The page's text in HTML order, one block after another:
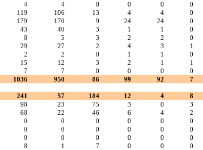
4 4 0 0 0 0
119 106 13 4 4 0
179 170 9 24 24 0
43 40 3 1 1 0
8 5 3 2 2 0
29 27 2 4 3 1
2 2 0 1 1 0
15 12 3 2 1 1
7 7 0 0 0 0
1036 950 86 99 92 7
241 57 184 12 4 8
98 23 75 3 0 3
68 22 46 6 4 2
0 0 0 0 0 0
0 0 0 0 0 0
0 0 0 0 0 0
8 1 7 0 0 0